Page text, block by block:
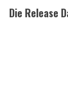
Die Release